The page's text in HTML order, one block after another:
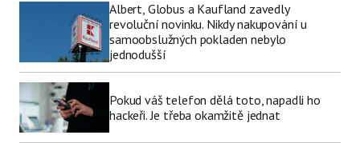
Albert, Globus a Kaufland zavedly
revoluční novinku. Nikdy nakupování u
samoobslužných pokladen nebylo
jednodušší
Pokud váš telefon dělá toto, napadli ho
hackeři. Je třeba okamžitě jednat